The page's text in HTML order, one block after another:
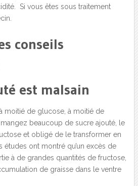
Si vous êtes sous traitement
conseils
est malsain
moitié de glucose, à moitié de
beaucoup de sucre ajouté, le
et obligé de le transformer en
études ont montré qu’un excès de
à de grandes quantités de fructose,
de graisse dans le ventre